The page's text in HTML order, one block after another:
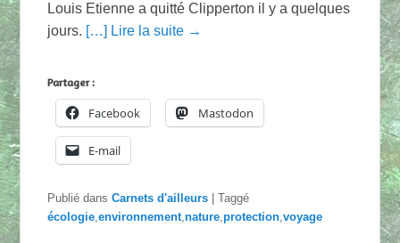
Louis Etienne a quitté Clipperton il y a quelques
jours. […] Lire la suite →
Partager :
Facebook Mastodon
E-mail
Publié dans Carnets d'ailleurs |Taggé
écologie,environnement,nature,protection,voyage